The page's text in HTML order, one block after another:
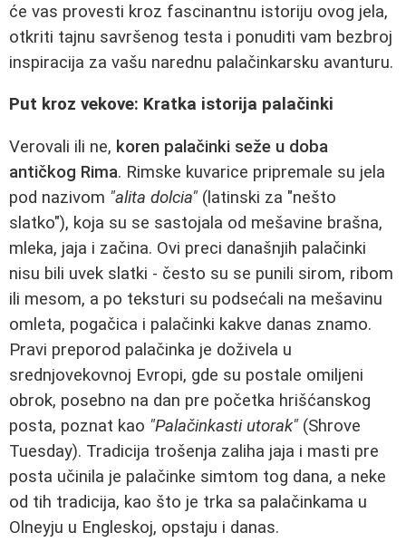
će vas provesti kroz fascinantnu istoriju ovog jela,
otkriti tajnu savršenog testa i ponuditi vam bezbroj
inspiracija za vašu narednu palačinkarsku avanturu.
Put kroz vekove: Kratka istorija palačinki
Verovali ili ne, koren palačinki seže u doba
antičkog Rima. Rimske kuvarice pripremale su jela
pod nazivom "alita dolcia" (latinski za "nešto
slatko"), koja su se sastojala od mešavine brašna,
mleka, jaja i začina. Ovi preci današnjih palačinki
nisu bili uvek slatki - često su se punili sirom, ribom
ili mesom, a po teksturi su podsećali na mešavinu
omleta, pogačica i palačinki kakve danas znamo.
Pravi preporod palačinka je doživela u
srednjovekovnoj Evropi, gde su postale omiljeni
obrok, posebno na dan pre početka hrišćanskog
posta, poznat kao "Palačinkasti utorak" (Shrove
Tuesday). Tradicija trošenja zaliha jaja i masti pre
posta učinila je palačinke simtom tog dana, a neke
od tih tradicija, kao što je trka sa palačinkama u
Olneyju u Engleskoj, opstaju i danas.